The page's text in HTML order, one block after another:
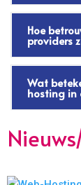
Hoe
providers
Wat
hosting in